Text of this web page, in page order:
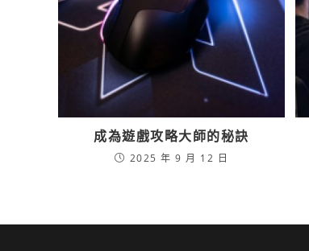
成為遊戲攻略大師的秘訣
2025 年 9 月 12 日